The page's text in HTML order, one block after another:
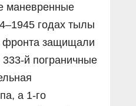
маневренные
годах тылы
фронта защищали
й пограничные
а 1-го